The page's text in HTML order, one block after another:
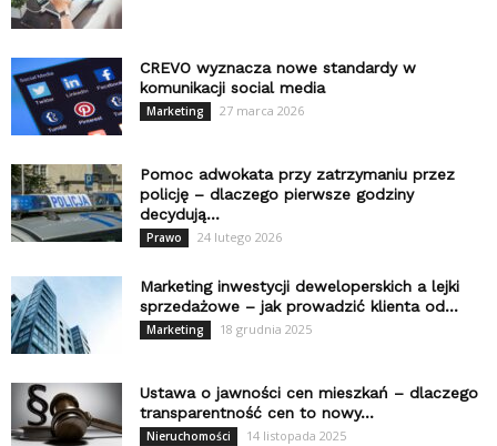
CREVO wyznacza nowe standardy w
komunikacji social media
Marketing 27 marca 2026
Pomoc adwokata przy zatrzymaniu przez
policję – dlaczego pierwsze godziny
decydują...
Prawo 24 lutego 2026
Marketing inwestycji deweloperskich a lejki
sprzedażowe – jak prowadzić klienta od...
Marketing 18 grudnia 2025
Ustawa o jawności cen mieszkań – dlaczego
transparentność cen to nowy...
Nieruchomości 14 listopada 2025